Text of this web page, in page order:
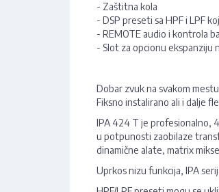
- Zaštitna kola
- DSP preseti sa HPF i LPF
- REMOTE audio i kontrola
- Slot za opcionu
Dobar zvuk na svakom
Fiksno instalirano ali i dalje
IPA 424 T je profesionalno,
u potpunosti zaobilaze
dinamične alate, matrix
Uprkos nizu funkcija, IPA